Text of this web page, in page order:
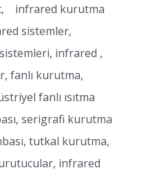
infrared kurutma
sistemler,
infrared ,
fanlı kurutma,
fanlı ısıtma
serigrafi kurutma
tutkal kurutma,
infrared